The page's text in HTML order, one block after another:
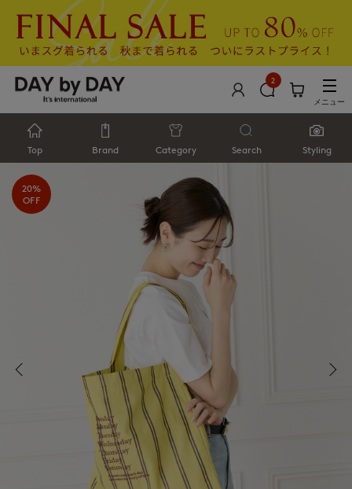
2
メニュー
Top Brand Category Search Styling
20%
OFF